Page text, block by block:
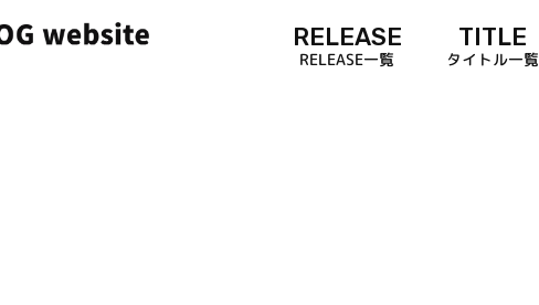
RELEASE
RELEASE一覧
TITLE
タイトル一覧